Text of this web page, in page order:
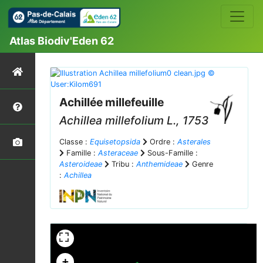
Atlas Biodiv'Eden 62
Achillée millefeuille
Achillea millefolium L., 1753
Classe : Equisetopsida Ordre : Asterales
Famille : Asteraceae
Sous-Famille :
Asteroideae
Tribu : Anthemideae
Genre
: Achillea